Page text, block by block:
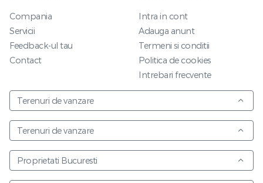
Compania
Servicii
Feedback-ul tau
Contact
Intra in cont
Adauga anunt
Termeni si conditii
Politica de cookies
Intrebari frecvente
Terenuri de vanzare
Terenuri de vanzare
Proprietati Bucuresti